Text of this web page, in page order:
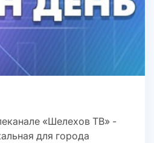
«Шелехов ТВ» -
для города